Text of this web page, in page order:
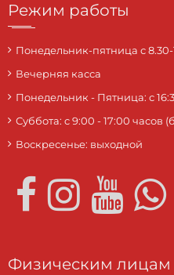
Режим работы
Понедельник-пятница с
Вечерняя касса
Понедельник - Пятница: с
Суббота: c 9:00 - 17:00 часов
Воскресенье: выходной
Физическим лицам